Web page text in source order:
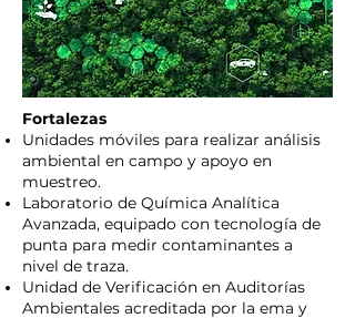
Fortalezas
Unidades móviles para realizar análisis
ambiental en campo y apoyo en
muestreo.
Laboratorio de Química Analítica
Avanzada, equipado con tecnología de
punta para medir contaminantes a
nivel de traza.
Unidad de Verificación en Auditorías
Ambientales acreditada por la ema y